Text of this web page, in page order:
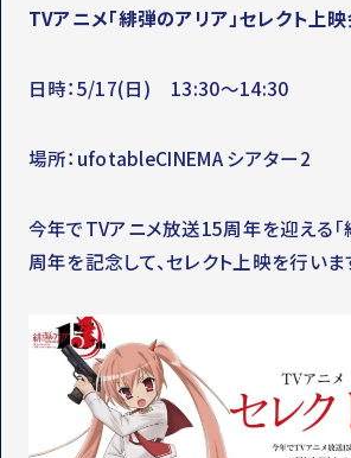
TVアニメ「緋弾のアリア」セレクト上
日時：5/17(日) 13:30～14:30
場所：ufotableCINEMA シアター2
今年でTVアニメ放送15周年を迎える「
周年を記念して、セレクト上映を行いま